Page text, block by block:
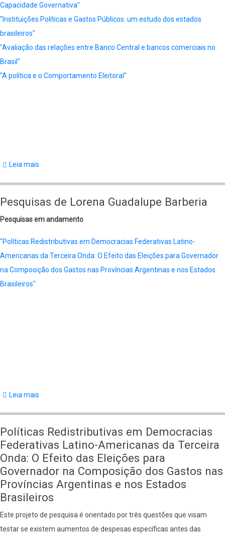
Capacidade Governativa"
"Instituições Políticas e Gastos Públicos: um estudo dos estados
brasileiros"
"Avaliação das relações entre Banco Central e bancos comerciais no
Brasil"
"A política e o Comportamento Eleitoral"
Leia mais
Glauco
Peres
Pesquisas de Lorena Guadalupe Barberia
Pesquisas em andamento
"Políticas Redistributivas em Democracias Federativas Latino-
Americanas da Terceira Onda: O Efeito das Eleições para Governador
na Composição dos Gastos nas Províncias Argentinas e nos Estados
Brasileiros"
Leia mais
Lorena
Guadalupe
Barberia
Políticas Redistributivas em Democracias
Federativas Latino-Americanas da Terceira
Onda: O Efeito das Eleições para
Governador na Composição dos Gastos nas
Províncias Argentinas e nos Estados
Brasileiros
Este projeto de pesquisa é orientado por três questões que visam
testar se existem aumentos de despesas específicas antes das